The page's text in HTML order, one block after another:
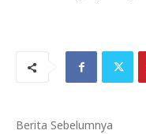
Berita Sebelumnya